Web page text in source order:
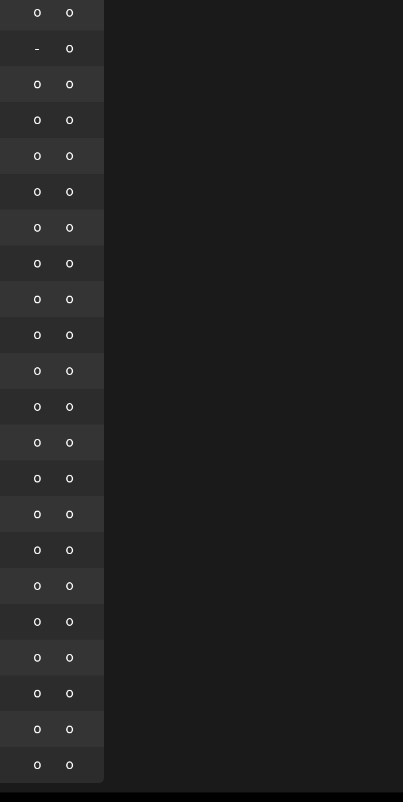
0 0
- 0
0 0
0 0
0 0
0 0
0 0
0 0
0 0
0 0
0 0
0 0
0 0
0 0
0 0
0 0
0 0
0 0
0 0
0 0
0 0
0 0